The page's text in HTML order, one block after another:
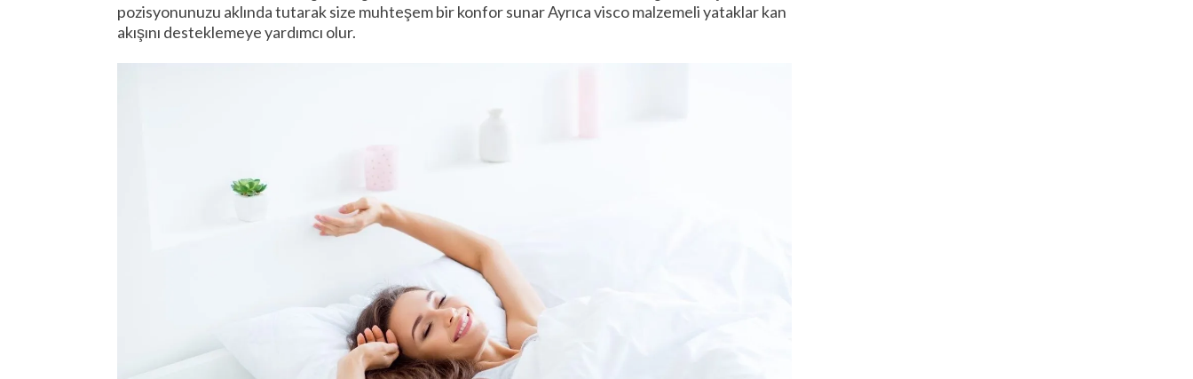
pozisyonunuzu aklında tutarak size muhteşem bir konfor sunar Ayrıca visco malzemeli yataklar kan
akışını desteklemeye yardımcı olur.